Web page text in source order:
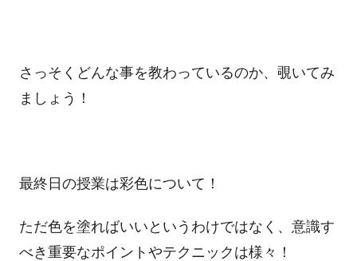
さっそくどんな事を教わっているのか、覗いてみ
ましょう！
最終日の授業は彩色について！
ただ色を塗ればいいというわけではなく、意識す
べき重要なポイントやテクニックは様々！